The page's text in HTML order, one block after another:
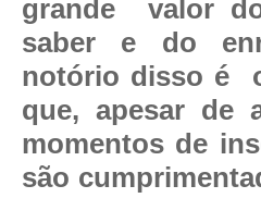
grande
valor
saber e do
notório disso é
que, apesar de
momentos de
são